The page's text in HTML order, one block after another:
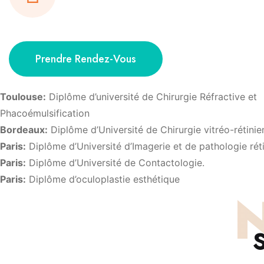
Prendre Rendez-Vous
Toulouse: Diplôme d’université de Chirurgie Réfractive et
Phacoémulsification
Bordeaux: Diplôme d’Université de Chirurgie vitréo-
Paris: Diplôme d’Université d’Imagerie et de pathologie
Paris: Diplôme d’Université de Contactologie.
Paris: Diplôme d’oculoplastie esthétique